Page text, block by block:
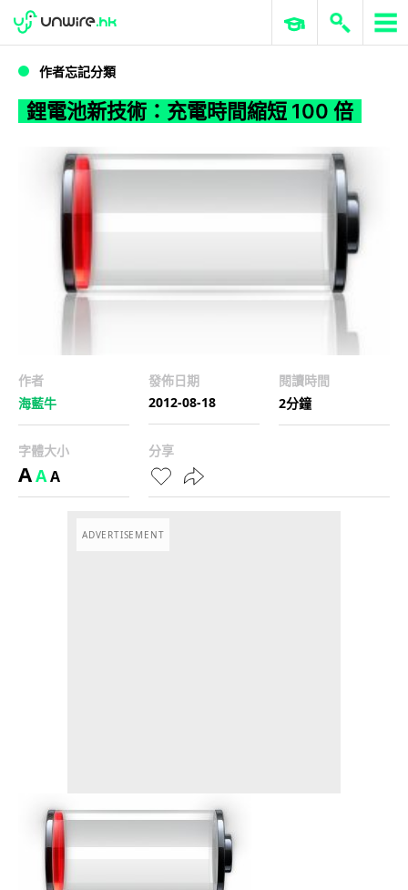
鋰電池新技術：充電時間縮短 100 倍
WWDC 2026 ERP 與商業 AI
作者忘記分類
鋰電池新技術：充電時間縮短 100 倍
作者
海藍牛
發佈日期
2012-08-18
閱讀時間
2分鐘
字體大小
AAA
分享
ADVERTISEMENT